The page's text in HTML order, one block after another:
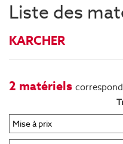
Liste des
KARCHER
2 matériels